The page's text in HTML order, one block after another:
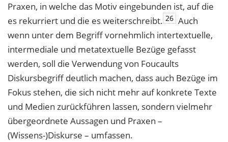
Praxen, in welche das Motiv eingebunden ist, auf die
es rekurriert und die es weiterschreibt. 26 Auch
wenn unter dem Begriff vornehmlich intertextuelle,
intermediale und metatextuelle Bezüge gefasst
werden, soll die Verwendung von Foucaults
Diskursbegriff deutlich machen, dass auch Bezüge im
Fokus stehen, die sich nicht mehr auf konkrete Texte
und Medien zurückführen lassen, sondern vielmehr
übergeordnete Aussagen und Praxen –
(Wissens-)Diskurse – umfassen.